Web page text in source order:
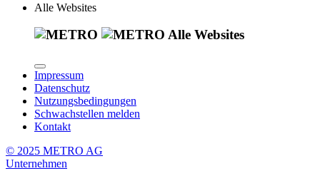
Alle Websites
Alle Websites
Impressum
Datenschutz
Nutzungsbedingungen
Schwachstellen melden
Kontakt
© 2025 METRO AG
Unternehmen